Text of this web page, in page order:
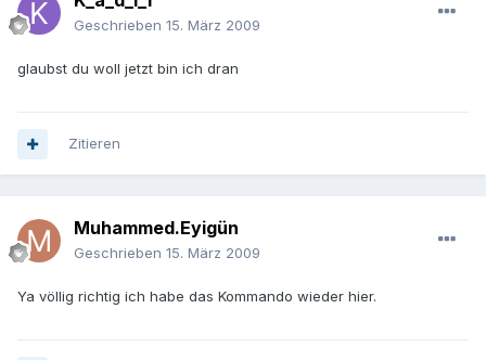
Geschrieben 15. März 2009
glaubst du woll jetzt bin ich dran
Zitieren
Muhammed.Eyigün
Geschrieben 15. März 2009
Ya völlig richtig ich habe das Kommando wieder hier.